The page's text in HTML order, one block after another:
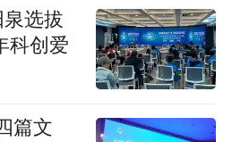
选拔
科创爱
篇文